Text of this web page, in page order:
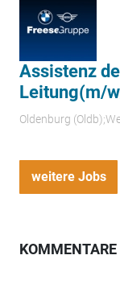
Assistenz
Leitung(m/
Oldenburg
weitere Jobs
KOMMENTARE